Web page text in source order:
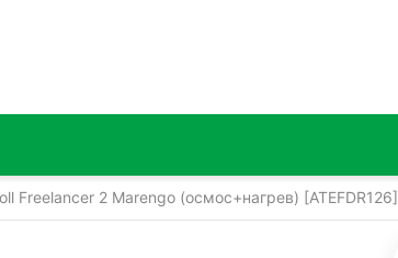
Freelancer 2 Marengo (осмос+нагрев) [ATEFDR126]